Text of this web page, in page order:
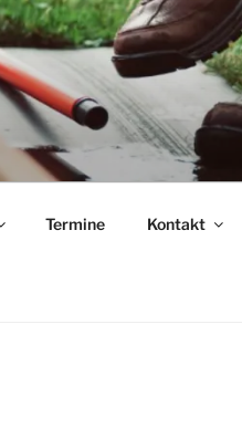
Termine Kontakt